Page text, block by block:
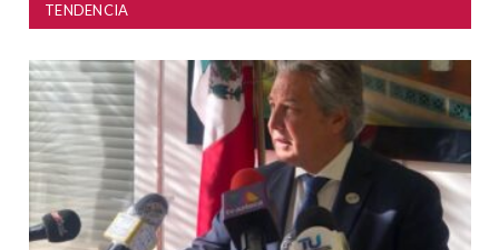
TENDENCIA